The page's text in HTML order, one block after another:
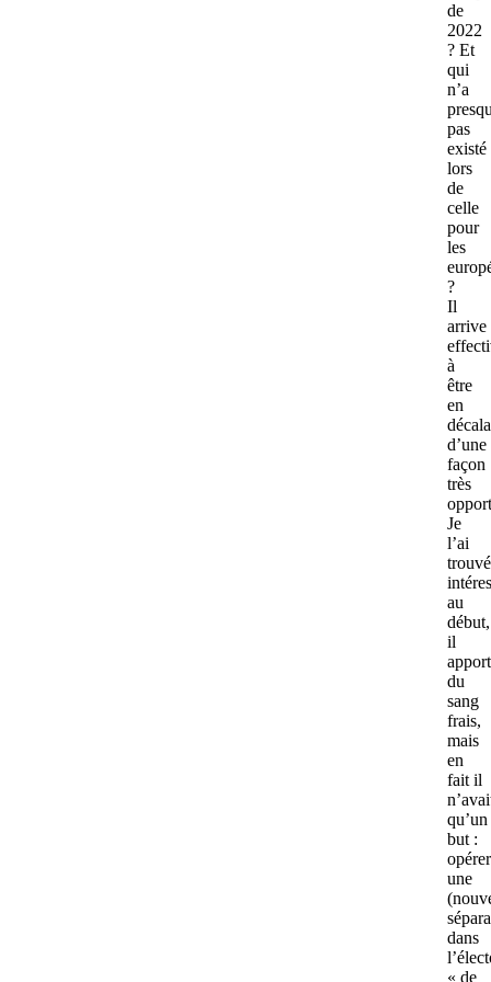
de
2022
? Et
qui
n’a
pas
existé
lors
de
celle
pour
les
?
Il
arrive
à
être
en
d’une
façon
très
Je
l’ai
trouvé
au
début,
il
du
sang
frais,
mais
en
fait il
qu’un
but :
opérer
une
dans
« de